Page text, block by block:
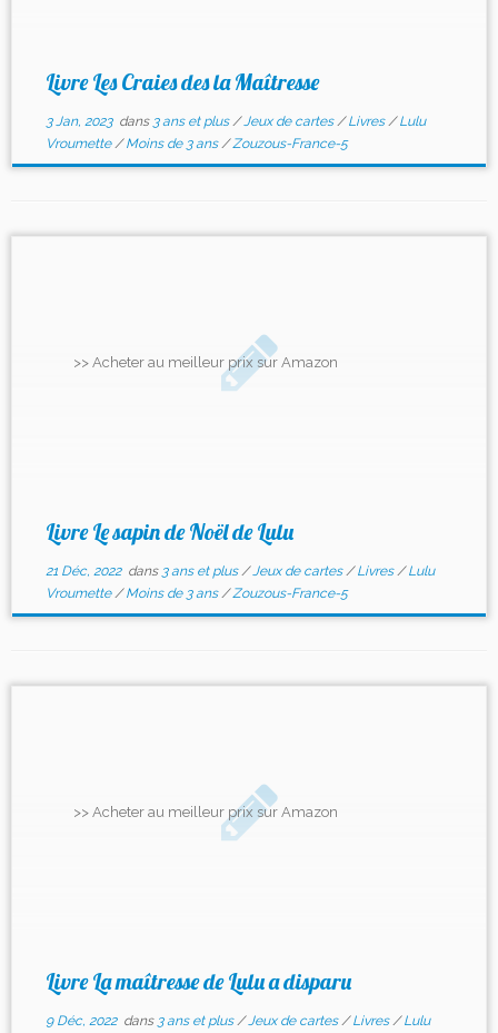
Livre Les Craies des la Maîtresse
3 Jan, 2023dans 3 ans et plus/Jeux de cartes/Livres/Lulu
Vroumette/Moins de 3 ans/Zouzous-France-5
>> Acheter au meilleur prix sur Amazon
Livre Le sapin de Noël de Lulu
21 Déc, 2022dans 3 ans et plus/Jeux de cartes/Livres/Lulu
Vroumette/Moins de 3 ans/Zouzous-France-5
>> Acheter au meilleur prix sur Amazon
Livre La maîtresse de Lulu a disparu
9 Déc, 2022dans 3 ans et plus/Jeux de cartes/Livres/Lulu